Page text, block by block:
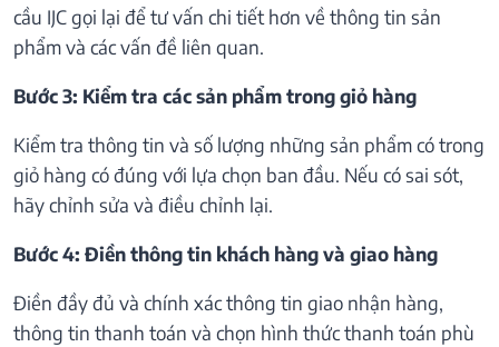
cầu IJC gọi lại để tư vấn chi tiết hơn về thông tin sản
phẩm và các vấn đề liên quan.
Bước 3: Kiểm tra các sản phẩm trong giỏ hàng
Kiểm tra thông tin và số lượng những sản phẩm có trong
giỏ hàng có đúng với lựa chọn ban đầu. Nếu có sai sót,
hãy chỉnh sửa và điều chỉnh lại.
Bước 4: Điền thông tin khách hàng và giao hàng
Điền đầy đủ và chính xác thông tin giao nhận hàng,
thông tin thanh toán và chọn hình thức thanh toán phù